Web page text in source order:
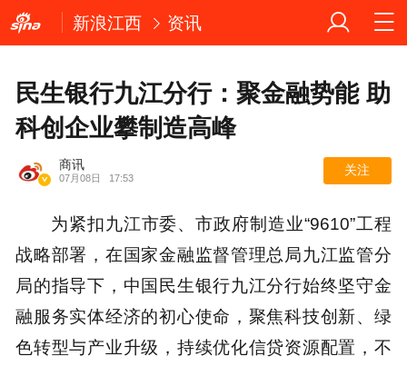
新浪江西 资讯
民生银行九江分行：聚金融势能 助
科创企业攀制造高峰
商讯
07月08日 17:53
关注
为紧扣九江市委、市政府制造业“9610”工程
战略部署，在国家金融监督管理总局九江监管分
局的指导下，中国民生银行九江分行始终坚守金
融服务实体经济的初心使命，聚焦科技创新、绿
色转型与产业升级，持续优化信贷资源配置，不